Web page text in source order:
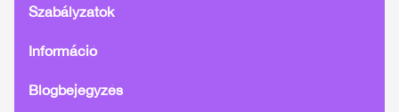
Szabályzatok
Információ
Blogbejegyzés